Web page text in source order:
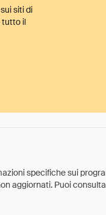
siti di
tutto il
specifiche sui
aggiornati. Puoi